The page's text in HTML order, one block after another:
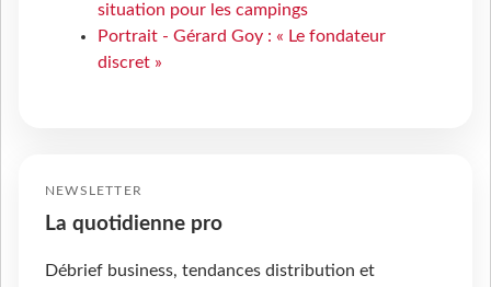
situation pour les campings
Portrait - Gérard Goy : « Le fondateur
discret »
NEWSLETTER
La quotidienne pro
Débrief business, tendances distribution et